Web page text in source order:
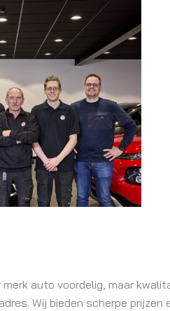
auto voordelig, maar
Wij bieden scherpe